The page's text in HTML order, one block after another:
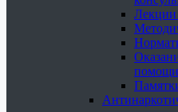
помощи